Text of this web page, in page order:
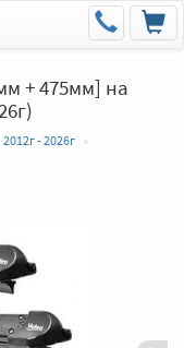
+ 475мм] на
2012г - 2026г